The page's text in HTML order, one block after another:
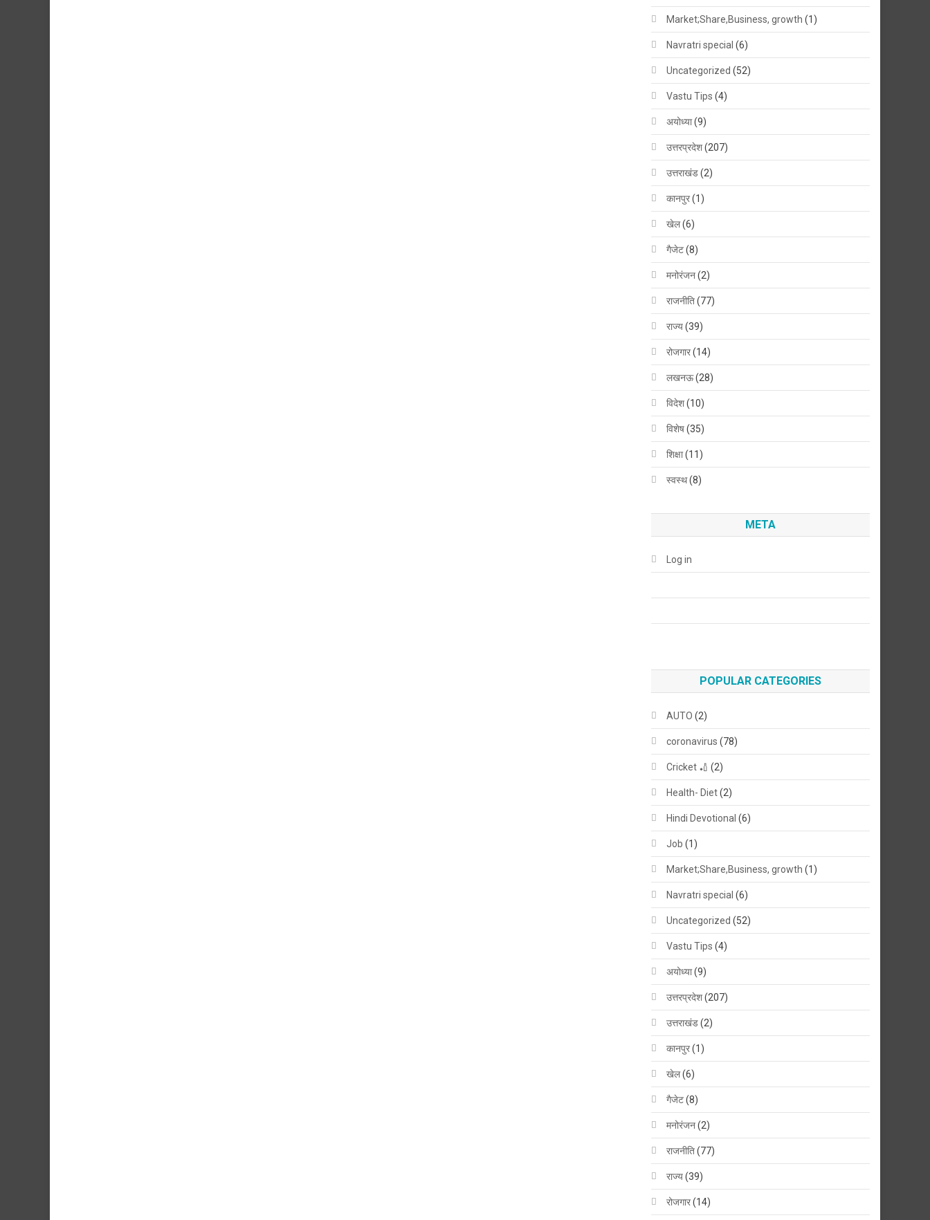
Market;Share,Business, growth (1)
Navratri special (6)
Uncategorized (52)
Vastu Tips (4)
अयोध्या(9)
उत्तरप्रदेश(207)
उत्तराखंड(2)
कानपुर(1)
खेल(6)
गैजेट(8)
मनोरंजन(2)
राजनीति(77)
राज्य(39)
रोजगार(14)
लखनऊ(28)
विदेश(10)
विशेष(35)
शिक्षा(11)
स्वस्थ(8)
META
Log in
POPULAR CATEGORIES
AUTO (2)
coronavirus (78)
Cricket 🏏 (2)
Health- Diet(2)
Hindi Devotional (6)
Job (1)
Market;Share,Business, growth (1)
Navratri special (6)
Uncategorized (52)
Vastu Tips (4)
अयोध्या(9)
उत्तरप्रदेश(207)
उत्तराखंड(2)
कानपुर(1)
खेल(6)
गैजेट(8)
मनोरंजन(2)
राजनीति(77)
राज्य(39)
रोजगार(14)